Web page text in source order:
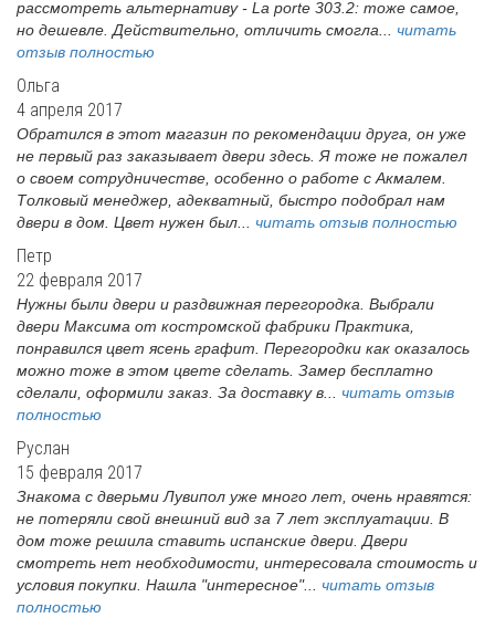
рассмотреть альтернативу - La porte 303.2: тоже самое,
но дешевле. Действительно, отличить смогла... читать
отзыв полностью
Ольга
4 апреля 2017
Обратился в этот магазин по рекомендации друга, он уже
не первый раз заказывает двери здесь. Я тоже не пожалел
о своем сотрудничестве, особенно о работе с Акмалем.
Толковый менеджер, адекватный, быстро подобрал нам
двери в дом. Цвет нужен был... читать отзыв полностью
Петр
22 февраля 2017
Нужны были двери и раздвижная перегородка. Выбрали
двери Максима от костромской фабрики Практика,
понравился цвет ясень графит. Перегородки как оказалось
можно тоже в этом цвете сделать. Замер бесплатно
сделали, оформили заказ. За доставку в... читать отзыв
полностью
Руслан
15 февраля 2017
Знакома с дверьми Лувипол уже много лет, очень нравятся:
не потеряли свой внешний вид за 7 лет эксплуатации. В
дом тоже решила ставить испанские двери. Двери
смотреть нет необходимости, интересовала стоимость и
условия покупки. Нашла "интересное"... читать отзыв
полностью